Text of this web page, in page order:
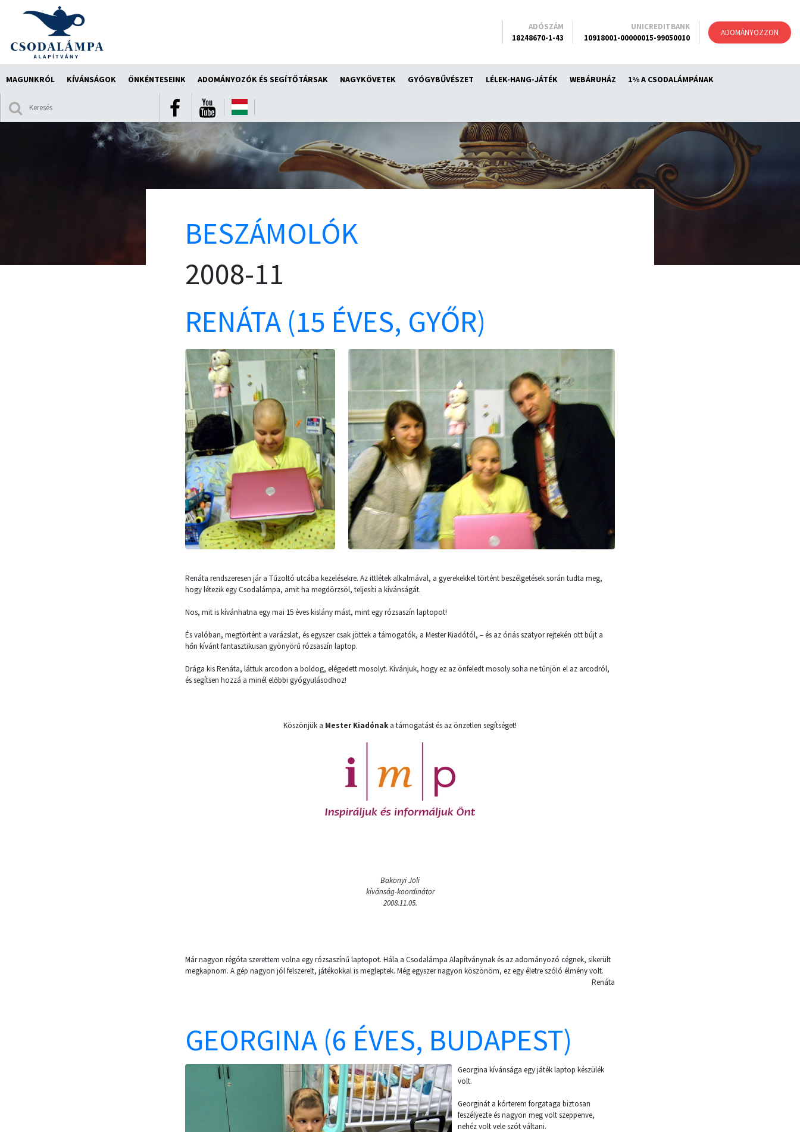
ADOMÁNYOZZON
MAGUNKRÓL KÍVÁNSÁGOK ÖNKÉNTESEINK ADOMÁNYOZÓK ÉS SEGÍTŐTÁRSAK NAGYKÖVETEK GYÓGYBŰVÉSZET LÉLEK-HANG-JÁTÉK WEBÁRUHÁZ 1% A CSODALÁMPÁNAK
ADÓSZÁM
18248670-1-43
UNICREDITBANK
10918001-00000015-99050010
BESZÁMOLÓK
2008-11
RENÁTA (15 ÉVES, GYŐR)
Renáta rendszeresen jár a Tűzoltó utcába kezelésekre. Az ittlétek alkalmával, a gyerekekkel történt beszélgetések során tudta meg,
hogy létezik egy Csodalámpa, amit ha megdörzsöl, teljesíti a kívánságát.
Nos, mit is kívánhatna egy mai 15 éves kislány mást, mint egy rózsaszín laptopot!
És valóban, megtörtént a varázslat, és egyszer csak jöttek a támogatók, a Mester Kiadótól, – és az óriás szatyor rejtekén ott bújt a
hőn kívánt fantasztikusan gyönyörű rózsaszín laptop.
Drága kis Renáta, láttuk arcodon a boldog, elégedett mosolyt. Kívánjuk, hogy ez az önfeledt mosoly soha ne tűnjön el az arcodról,
és segítsen hozzá a minél előbbi gyógyulásodhoz!
Köszönjük a Mester Kiadónak a támogatást és az önzetlen segítséget!
Bakonyi Joli
kívánság-koordinátor
2008.11.05.
Már nagyon régóta szerettem volna egy rózsaszínű laptopot. Hála a Csodalámpa Alapítványnak és az adományozó cégnek, sikerült
megkapnom. A gép nagyon jól felszerelt, játékokkal is megleptek. Még egyszer nagyon köszönöm, ez egy életre szóló élmény volt.
Renáta
GEORGINA (6 ÉVES, BUDAPEST)
Georgina kívánsága egy játék laptop készülék
volt.
Georginát a kórterem forgataga biztosan
feszélyezte és nagyon meg volt szeppenve,
nehéz volt vele szót váltani.